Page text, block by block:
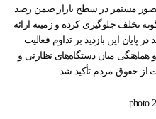
حضور مستمر در سطح بازار ضمن رصد
تخلف جلوگیری کرده و زمینه ارائه
این بازدید بر تداوم فعالیت
هماهنگی میان دستگاه‌های نظارتی و
از حقوق مردم تأکید شد